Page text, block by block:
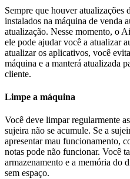
Sempre que houver atualizações
instalados na máquina de venda
atualização. Nesse momento, o
ele pode ajudar você a atualizar
atualizar os aplicativos, você
máquina e a manterá atualizada
cliente.
Limpe a máquina
Você deve limpar regularmente
sujeira não se acumule. Se a
apresentar mau funcionamento,
notas pode não funcionar. Você
armazenamento e a memória do
sem espaço.